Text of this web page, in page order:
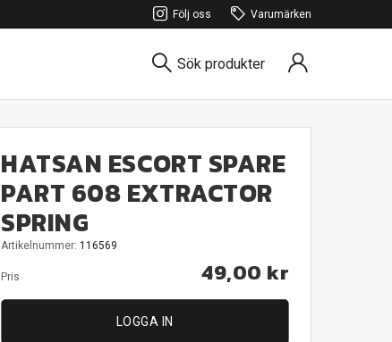
Följ oss Varumärken
Sök produkter
HATSAN ESCORT SPARE
PART 608 EXTRACTOR
SPRING
Artikelnummer: 116569
Pris 49,00 kr
LOGGA IN